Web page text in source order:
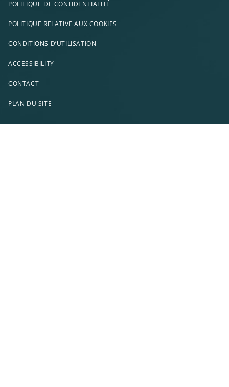
POLITIQUE DE CONFIDENTIALITÉ
POLITIQUE RELATIVE AUX COOKIES
CONDITIONS D’UTILISATION
ACCESSIBILITY
CONTACT
PLAN DU SITE